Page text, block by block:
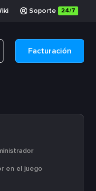
Soporte 24/7
Facturación
en el juego